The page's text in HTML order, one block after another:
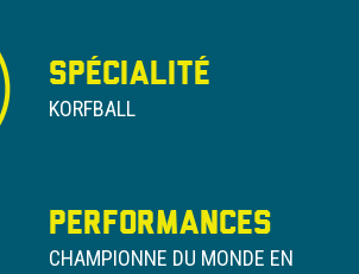
SPÉCIALITÉ
KORFBALL
PERFORMANCES
CHAMPIONNE DU MONDE EN